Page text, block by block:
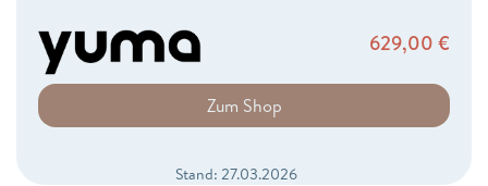
629,00 €
Zum Shop
Stand: 27.03.2026